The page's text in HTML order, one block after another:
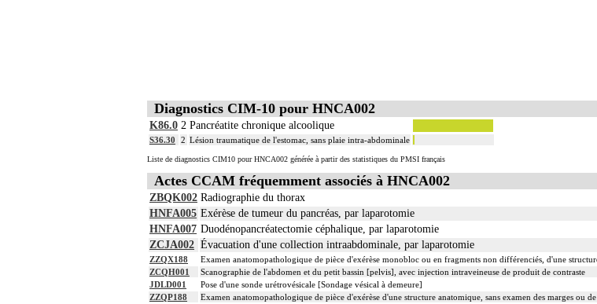
Diagnostics CIM-10 pour HNCA002
K86.0 2 Pancréatite chronique alcoolique
S36.30 2 Lésion traumatique de l'estomac, sans plaie intra-abdominale
Liste de diagnostics CIM10 pour HNCA002 générée à partir des statistiques du PMSI français
Actes CCAM fréquemment associés à HNCA002
ZBQK002 Radiographie du thorax
HNFA005 Exérèse de tumeur du pancréas, par laparotomie
HNFA007 Duodénopancréatectomie céphalique, par laparotomie
ZCJA002 Évacuation d'une collection intraabdominale, par laparotomie
ZZQX188
Examen anatomopathologique de pièce d'exérèse monobloc ou en fragments non différenciés, d'une
ZCQH001
Scanographie de l'abdomen et du petit bassin [pelvis], avec injection intraveineuse de produit de contraste
JDLD001
Pose d'une sonde urétrovésicale [Sondage vésical à demeure]
ZZQP188
Examen anatomopathologique de pièce d'exérèse d'une structure anatomique, sans examen des marges ou